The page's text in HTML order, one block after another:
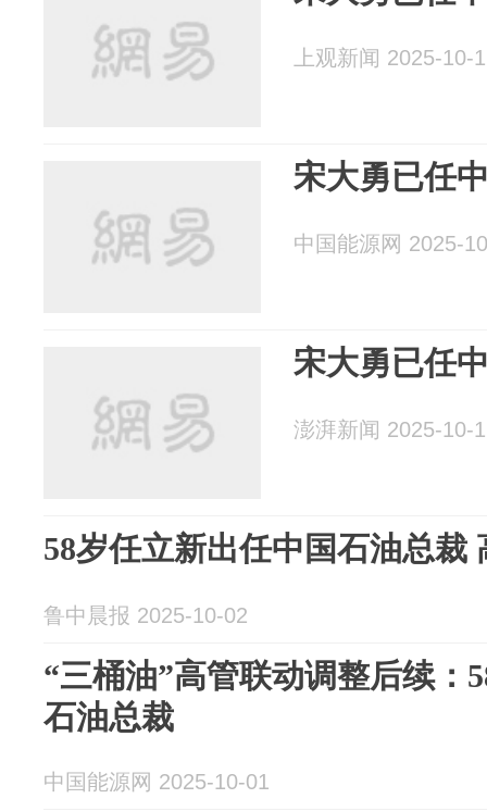
上观新闻 2025-10-
宋大勇已任
中国能源网 2025-
宋大勇已任
澎湃新闻 2025-10-
58岁任立新出任中国石油总裁
鲁中晨报 2025-10-02
“三桶油”高管联动调整后续：
石油总裁
中国能源网 2025-10-01